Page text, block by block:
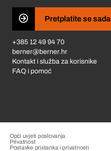
Pretplatite se sada
+385 12 49 94 70
berner@berner.hr
Kontakt i služba za korisnike
FAQ i pomoć
Opći uvjeti poslovanja
Privatnost
Postavke pristanka i privatnosti